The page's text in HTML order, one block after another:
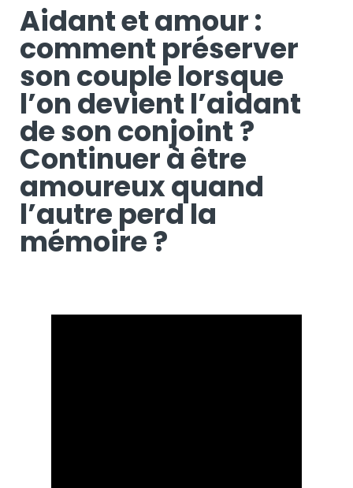
Aidant et amour :
comment préserver
son couple lorsque
l’on devient l’aidant
de son conjoint ?
Continuer à être
amoureux quand
l’autre perd la
mémoire ?